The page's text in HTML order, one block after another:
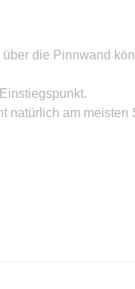
die Pinnwand
natürlich am meisten